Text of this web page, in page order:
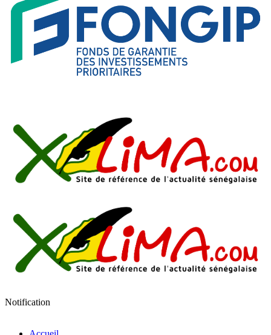
Notification